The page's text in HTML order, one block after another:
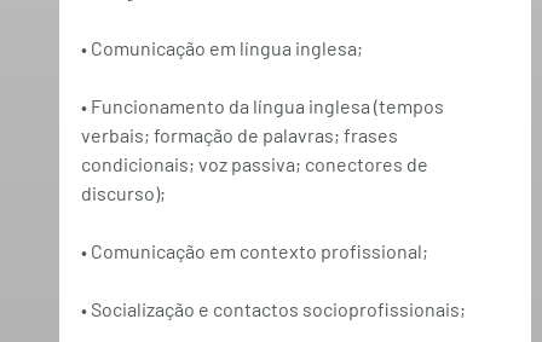
• Comunicação em língua inglesa;
• Funcionamento da língua inglesa (tempos
verbais; formação de palavras; frases
condicionais; voz passiva; conectores de
discurso);
• Comunicação em contexto profissional;
• Socialização e contactos socioprofissionais;